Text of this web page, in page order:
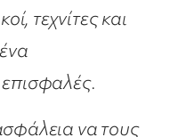
τεχνίτες και
να τους